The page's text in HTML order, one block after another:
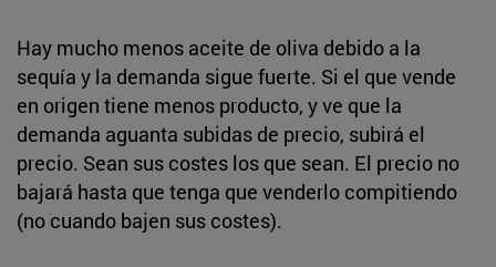
Hay mucho menos aceite de oliva debido a la
sequía y la demanda sigue fuerte. Si el que vende
en origen tiene menos producto, y ve que la
demanda aguanta subidas de precio, subirá el
precio. Sean sus costes los que sean. El precio no
bajará hasta que tenga que venderlo compitiendo
(no cuando bajen sus costes).